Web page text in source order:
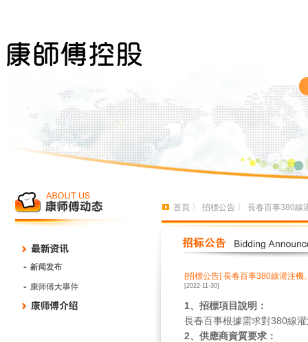
首頁 〉 招標公告 〉 長春百事380線
[招標公告] 長春百事380線灌注機
[2022-11-30]
1、招標項目說明：
長春百事根據需求對380線
2、供應商資質要求：